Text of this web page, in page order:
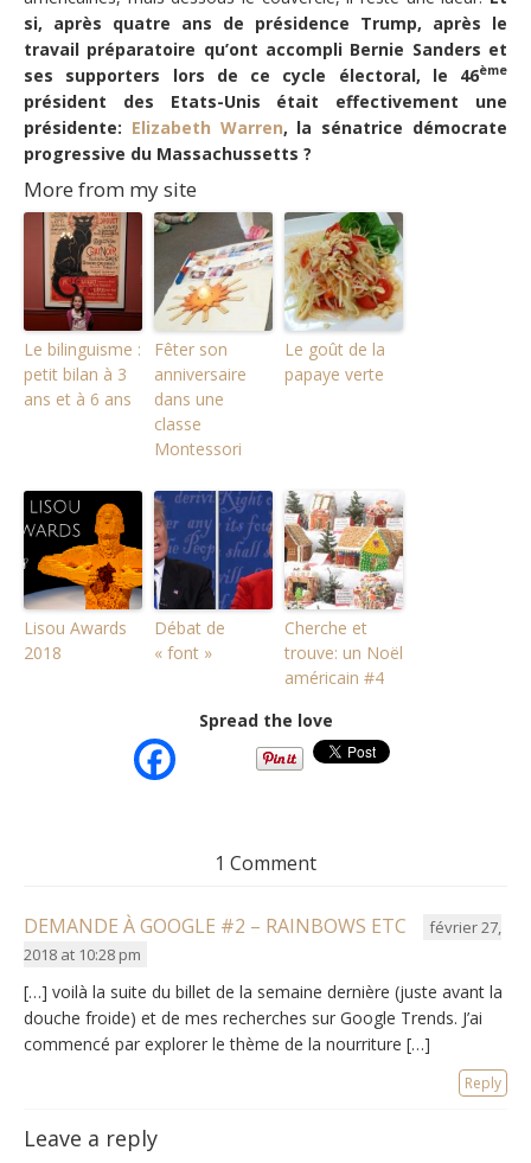
si, après quatre ans de présidence Trump, après le
travail préparatoire qu’ont accompli Bernie Sanders et
ses supporters lors de ce cycle électoral, le 46ème
président des Etats-Unis était effectivement une
présidente: Elizabeth Warren, la sénatrice démocrate
progressive du Massachussetts ?
More from my site
Le bilinguisme :
petit bilan à 3
ans et à 6 ans
Fêter son
anniversaire
dans une
classe
Montessori
Le goût de la
papaye verte
Lisou Awards
2018
Débat de
« font »
Cherche et
trouve: un Noël
américain #4
Spread the love
1 Comment
DEMANDE À GOOGLE #2 – RAINBOWS ETC
février 27,
2018 at 10:28 pm
[…] voilà la suite du billet de la semaine dernière (juste avant la
douche froide) et de mes recherches sur Google Trends. J’ai
commencé par explorer le thème de la nourriture […]
Reply
Leave a reply